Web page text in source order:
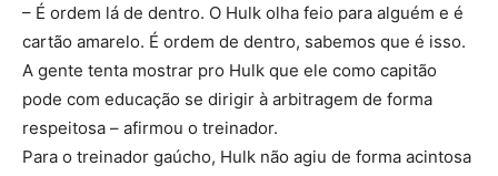
– É ordem lá de dentro. O Hulk olha feio para alguém e é
cartão amarelo. É ordem de dentro, sabemos que é isso.
A gente tenta mostrar pro Hulk que ele como capitão
pode com educação se dirigir à arbitragem de forma
respeitosa – afirmou o treinador.
Para o treinador gaúcho, Hulk não agiu de forma acintosa